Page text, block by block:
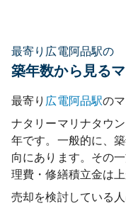
最寄り広電阿品駅の
築年数から見る
最寄り 広電阿品駅の
ナタリーマリナタウ
年です。一般的に、
向にあります。その
理費・修繕積立金は
売却を検討している